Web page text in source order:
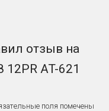
отзыв на
AT-621
поля помечены